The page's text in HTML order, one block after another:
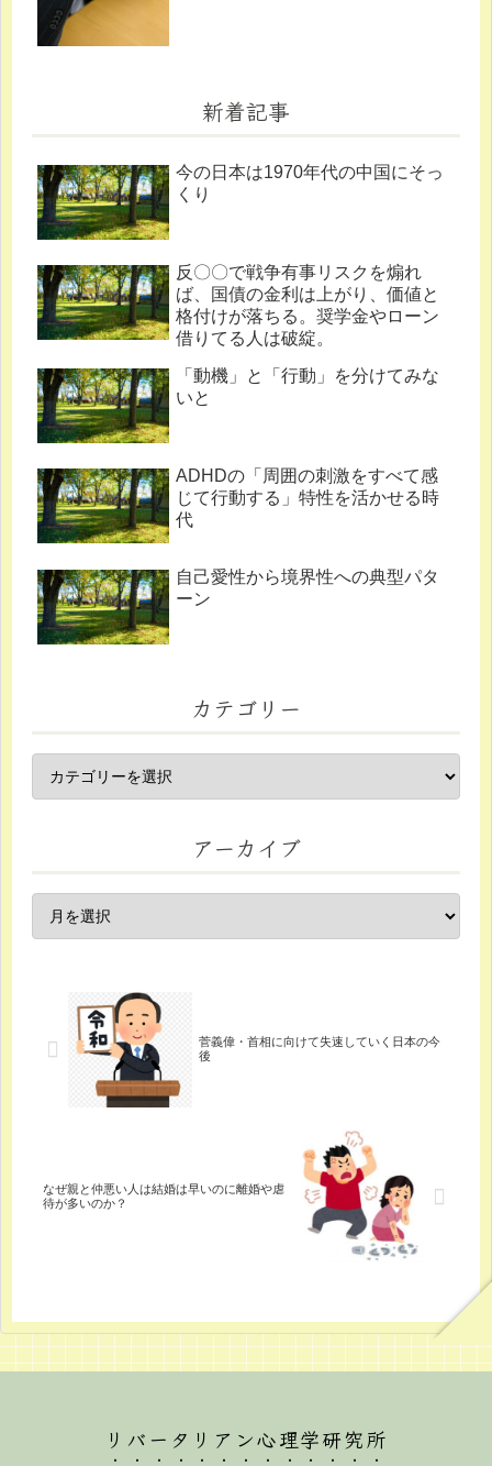
新着記事
今の日本は1970年代の中国にそっ
くり
反〇〇で戦争有事リスクを煽れ
ば、国債の金利は上がり、価値と
格付けが落ちる。奨学金やローン
借りてる人は破綻。
「動機」と「行動」を分けてみな
いと
ADHDの「周囲の刺激をすべて感
じて行動する」特性を活かせる時
代
自己愛性から境界性への典型パタ
ーン
カテゴリー
アーカイブ
菅義偉・首相に向けて失速していく日本の今
後
なぜ親と仲悪い人は結婚は早いのに離婚や虐
待が多いのか？
リバータリアン心理学研究所